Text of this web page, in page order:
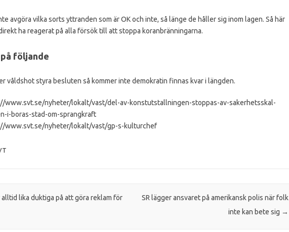
avgöra vilka sorts yttranden som är OK och inte, så länge de håller sig inom lagen. Så här
ha reagerat på alla försök till att stoppa koranbränningarna.
följande
våldshot styra besluten så kommer inte demokratin finnas kvar i längden.
www.svt.se/nyheter/lokalt/vast/del-av-konstutstallningen-stoppas-av-sakerhetsskal-
i-boras-stad-om-sprangkraft
www.svt.se/nyheter/lokalt/vast/gp-s-kulturchef
alltid lika duktiga på att göra reklam för
SR lägger ansvaret på amerikansk polis när folk
inte kan bete sig →